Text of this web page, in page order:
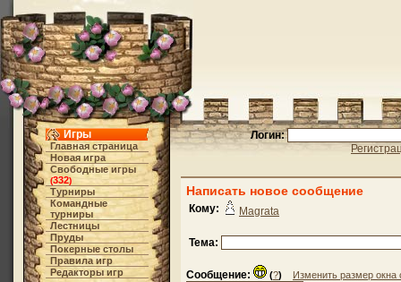
Игры
Главная страница
Новая игра
Свободные игры
(332)
Турниры
Командные
турниры
Лестницы
Пруды
Покерные столы
Правила игр
Редакторы игр
Логин:
Написать новое сообщение
Кому: Magrata
Тема:
Сообщение: (?) Изменить размер окна